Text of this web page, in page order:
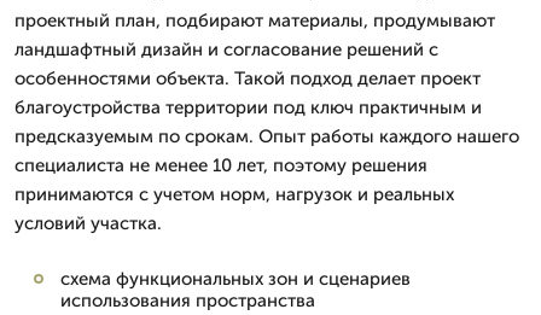
проектный план, подбирают материалы, продумывают
ландшафтный дизайн и согласование решений с
особенностями объекта. Такой подход делает проект
благоустройства территории под ключ практичным и
предсказуемым по срокам. Опыт работы каждого нашего
специалиста не менее 10 лет, поэтому решения
принимаются с учетом норм, нагрузок и реальных
условий участка.
схема функциональных зон и сценариев
использования пространства